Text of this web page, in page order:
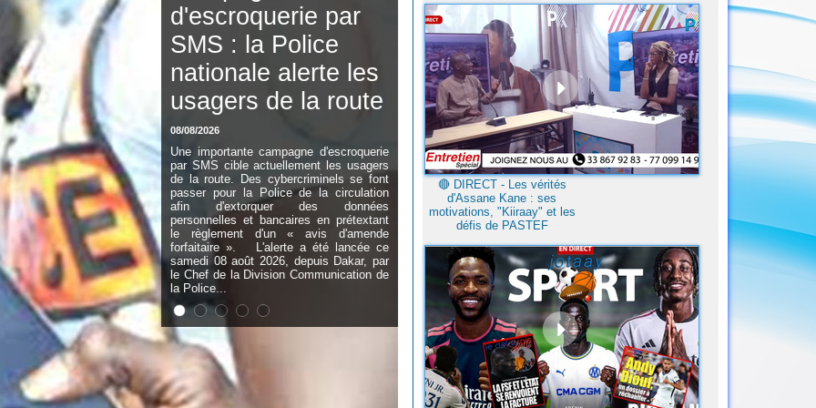
Cheikh Diallo et
Cie : Ousmane
Kane prédit une «
cascade de relaxes
» devant le tribunal
si...
08/08/2026
Après la cascade de non-lieu prononcés
dans l'affaire dite « Pape Cheikh Diallo et
Cie », le magistrat à la retraite Ousmane
Kane estime que le dossier des
présumés homosexuels pourrait encore
subir de sérieux revers judiciaires. Dans
un entretien accordé à L'Observateur, il
met en garde contre les débats à venir
sur la qualité, la légalité et la solidité des
preuves recueillies. Selon l'ancien...
🔴​ DIRECT - Les vérités
d'Assane Kane : ses
motivations, "Kiiraay" et les
défis de PASTEF